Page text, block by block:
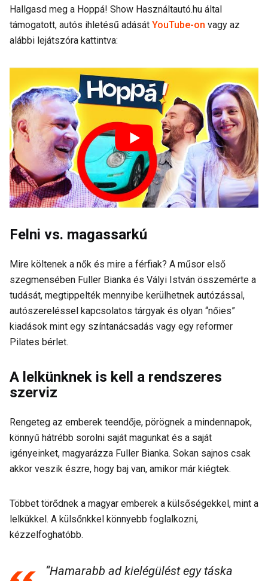
Hallgasd meg a Hoppá! Show Használtautó.hu által
támogatott, autós ihletésű adását YouTube-on vagy az
alábbi lejátszóra kattintva:
Felni vs. magassarkú
Mire költenek a nők és mire a férfiak? A műsor első
szegmensében Fuller Bianka és Vályi István összemérte a
tudását, megtippelték mennyibe kerülhetnek autózással,
autószereléssel kapcsolatos tárgyak és olyan “nőies”
kiadások mint egy színtanácsadás vagy egy reformer
Pilates bérlet.
A lelkünknek is kell a rendszeres
szerviz
Rengeteg az emberek teendője, pörögnek a mindennapok,
könnyű hátrébb sorolni saját magunkat és a saját
igényeinket, magyarázza Fuller Bianka. Sokan sajnos csak
akkor veszik észre, hogy baj van, amikor már kiégtek.
Többet törődnek a magyar emberek a külsőségekkel, mint a
lelkükkel. A külsőnkkel könnyebb foglalkozni,
kézzelfoghatóbb.
“Hamarabb ad kielégülést egy táska